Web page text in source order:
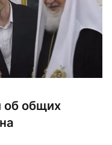
об общих